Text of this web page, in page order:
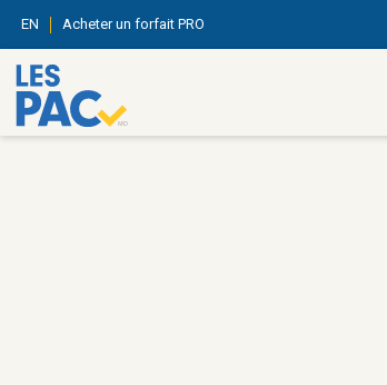
EN Acheter un forfait PRO